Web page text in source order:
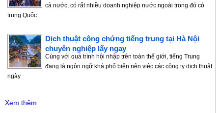
cả nước, có rất nhiều doanh nghiệp nước ngoài trong đó có
trung Quốc
Dịch thuật công chứng tiếng trung tại Hà Nội
chuyên nghiệp lấy ngay
Cùng với quá trình hội nhập trên toàn thế giới, tiếng Trung
đang là ngôn ngữ khá phổ biến nên việc các công ty dịch thuật
ngày
Xem thêm